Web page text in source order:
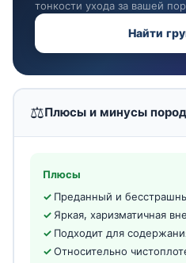
тонкости ухода за вашей
Найти
⚖️Плюсы и минусы
Плюсы
Преданный и
Яркая, харизматичная
Подходит для
Относительно